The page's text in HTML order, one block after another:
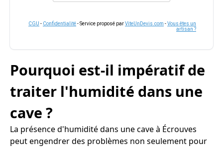
CGU - Confidentialité- Service proposé parViteUnDevis.com -Vous êtes un
artisan ?
Pourquoi est-il impératif de
traiter l'humidité dans une
cave ?
La présence d'humidité dans une cave à Écrouves
peut engendrer des problèmes non seulement pour